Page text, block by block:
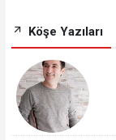
Köşe Yazıları